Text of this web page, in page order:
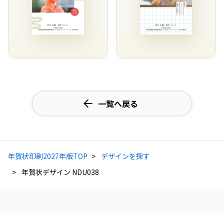
一覧へ戻る
年賀状印刷2027年版TOP
デザインを探す
年賀状デザイン NDU038